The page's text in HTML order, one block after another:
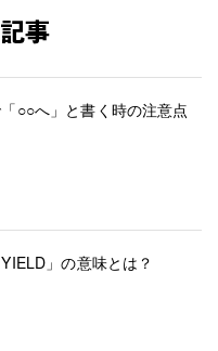
○○へ」と書く時の注意点
」の意味とは？